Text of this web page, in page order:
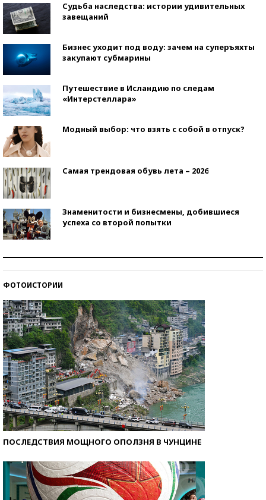
Судьба наследства: истории удивительных
завещаний
Бизнес уходит под воду: зачем на суперъяхты
закупают субмарины
Путешествие в Исландию по следам
«Интерстеллара»
Модный выбор: что взять с собой в отпуск?
Самая трендовая обувь лета – 2026
Знаменитости и бизнесмены, добившиеся
успеха со второй попытки
ФОТОИСТОРИИ
ПОСЛЕДСТВИЯ МОЩНОГО ОПОЛЗНЯ В ЧУНЦИНЕ